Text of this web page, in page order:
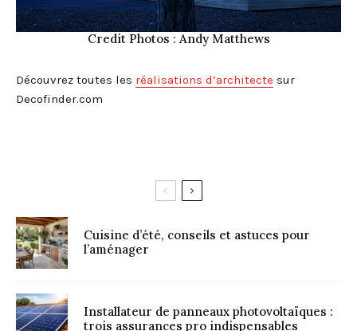
Credit Photos : Andy Matthews
Découvrez toutes les réalisations d’architecte sur
Decofinder.com
Cuisine d’été, conseils et astuces pour
l’aménager
Installateur de panneaux photovoltaïques :
trois assurances pro indispensables